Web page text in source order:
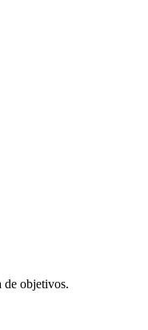
de objetivos.